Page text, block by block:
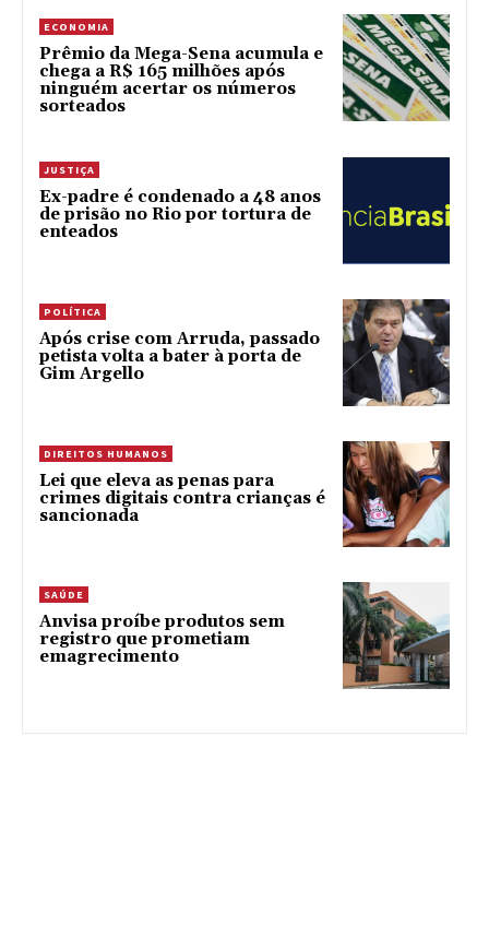
ECONOMIA
Prêmio da Mega-Sena acumula e
chega a R$ 165 milhões após
ninguém acertar os números
sorteados
JUSTIÇA
Ex-padre é condenado a 48 anos
de prisão no Rio por tortura de
enteados
POLÍTICA
Após crise com Arruda, passado
petista volta a bater à porta de
Gim Argello
DIREITOS HUMANOS
Lei que eleva as penas para
crimes digitais contra crianças é
sancionada
SAÚDE
Anvisa proíbe produtos sem
registro que prometiam
emagrecimento